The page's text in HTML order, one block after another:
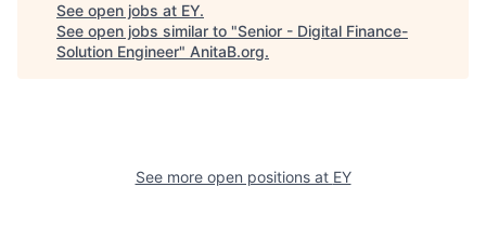
See open jobs at EY.
See open jobs similar to "Senior - Digital Finance-
Solution Engineer" AnitaB.org.
See more open positions at EY